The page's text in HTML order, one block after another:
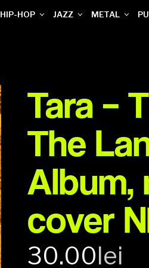
HIP-HOP JAZZ METAL
Tara –
The
Album,
cover
30.00lei